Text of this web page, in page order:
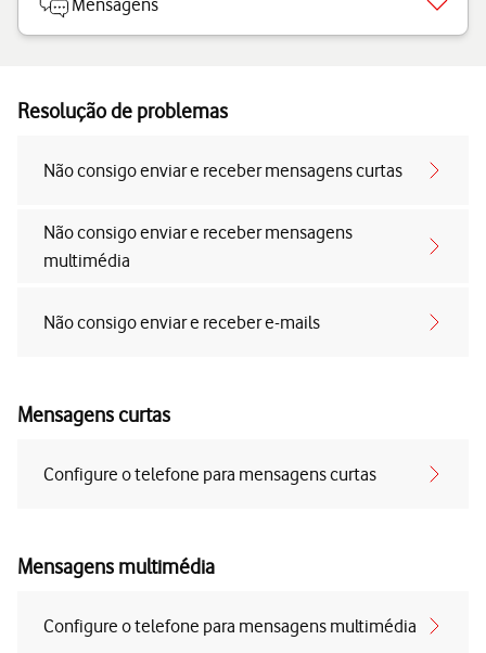
Mensagens
Resolução de problemas
Não consigo enviar e receber mensagens curtas
Não consigo enviar e receber mensagens
multimédia
Não consigo enviar e receber e-mails
Mensagens curtas
Configure o telefone para mensagens curtas
Mensagens multimédia
Configure o telefone para mensagens multimédia